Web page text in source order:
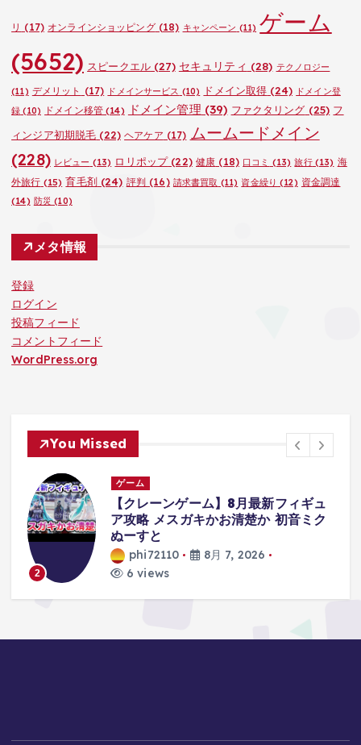
リ (17) オンラインショッピング(18) キャンペーン (11) ゲーム
(5652) スピークエル(27) セキュリティ (28) テクノロジー
(11) デメリット (17) ドメインサービス (10) ドメイン取得 (24) ドメイン登
録 (10) ドメイン移管(14) ドメイン管理 (39) ファクタリング (25) フ
ィンジア初期脱毛 (22) ヘアケア (17) ムームードメイン
(228) レビュー (13) ロリポップ(22) 健康 (18) 口コミ (13) 旅行(13) 海
外旅行 (15) 育毛剤(24) 評判 (16) 請求書買取 (11) 資金繰り (12) 資金調達
(14) 防災 (10)
メタ情報
登録
ログイン
投稿フィード
コメントフィード
WordPress.org
You Missed
2
ゲーム
【クレーンゲーム】8月最新フィギュ
ア攻略 メスガキかお清楚か 初音ミク
ぬーすと
phi72110
8月 7, 2026
6 views